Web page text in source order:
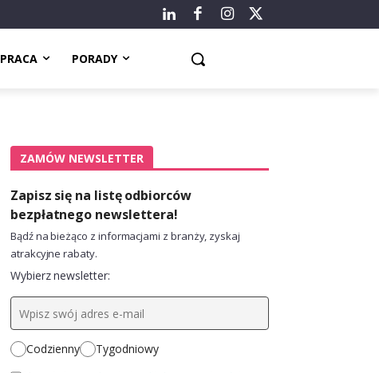
PRACA PORADY
ZAMÓW NEWSLETTER
Zapisz się na listę odbiorców
bezpłatnego newslettera!
Bądź na bieżąco z informacjami z branży, zyskaj
atrakcyjne rabaty.
Wybierz newsletter:
Codzienny
Tygodniowy